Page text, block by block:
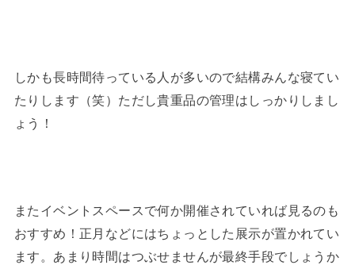
しかも長時間待っている人が多いので結構みんな寝てい
たりします（笑）ただし貴重品の管理はしっかりしまし
ょう！
またイベントスペースで何か開催されていれば見るのも
おすすめ！正月などにはちょっとした展示が置かれてい
ます。あまり時間はつぶせませんが最終手段でしょうか